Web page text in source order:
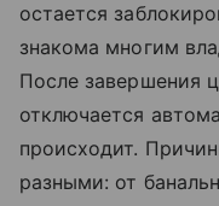
остается
знакома многим
После завершения
отключается
происходит.
разными: от